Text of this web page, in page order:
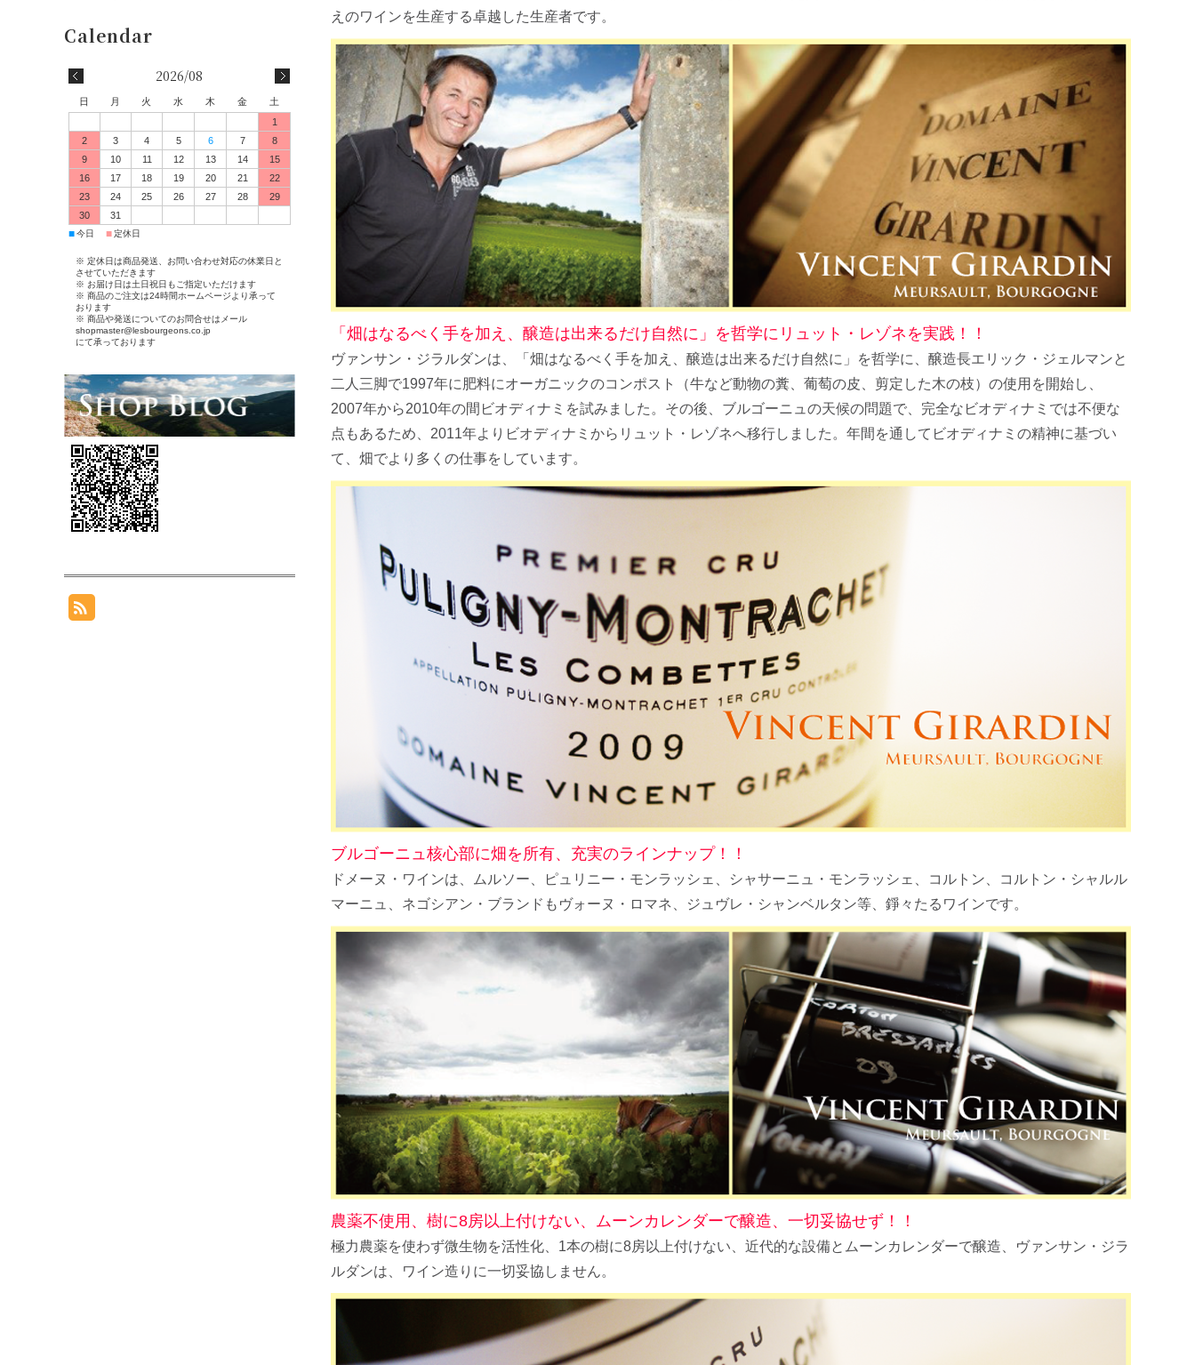
えのワインを生産する卓越した生産者です。
「畑はなるべく手を加え、醸造は出来るだけ自然に」を哲学にリュット・レゾネを実践！！
ヴァンサン・ジラルダンは、「畑はなるべく手を加え、醸造は出来るだけ自然に」を哲学に、醸造長エリック・ジェルマンと
二人三脚で1997年に肥料にオーガニックのコンポスト（牛など動物の糞、葡萄の皮、剪定した木の枝）の使用を開始し、
2007年から2010年の間ビオディナミを試みました。その後、ブルゴーニュの天候の問題で、完全なビオディナミでは不便な
点もあるため、2011年よりビオディナミからリュット・レゾネへ移行しました。年間を通してビオディナミの精神に基づい
て、畑でより多くの仕事をしています。
ブルゴーニュ核心部に畑を所有、充実のラインナップ！！
ドメーヌ・ワインは、ムルソー、ピュリニー・モンラッシェ、シャサーニュ・モンラッシェ、コルトン、コルトン・シャルル
マーニュ、ネゴシアン・ブランドもヴォーヌ・ロマネ、ジュヴレ・シャンベルタン等、錚々たるワインです。
農薬不使用、樹に8房以上付けない、ムーンカレンダーで醸造、一切妥協せず！！
極力農薬を使わず微生物を活性化、1本の樹に8房以上付けない、近代的な設備とムーンカレンダーで醸造、ヴァンサン・ジラ
ルダンは、ワイン造りに一切妥協しません。
2026/08
日 月 火 水 木 金
土
1
2
3 4 5 6 7
8
9
10 11 12 13 14
15
16
17 18 19 20 21
22
23
24 25 26 27 28
29
30
31
■今日 ■定休日
※ 定休日は商品発送、お問い合わせ対応の休業日と
させていただきます
※ お届け日は土日祝日もご指定いただけます
※ 商品のご注文は24時間ホームページより承って
おります
※ 商品や発送についてのお問合せはメール
shopmaster@lesbourgeons.co.jp
にて承っております